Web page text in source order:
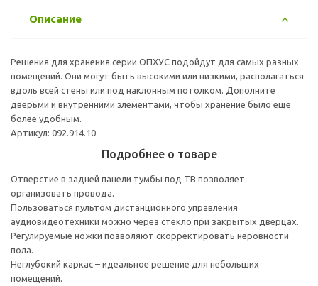
Описание
Решения для хранения серии ОПХУС подойдут для самых разных
помещений. Они могут быть высокими или низкими, располагаться
вдоль всей стены или под наклонным потолком. Дополните
дверьми и внутренними элементами, чтобы хранение было еще
более удобным.
Артикул: 092.914.10
Подробнее о товаре
Отверстие в задней панели тумбы под ТВ позволяет
организовать провода.
Пользоваться пультом дистанционного управления
аудиовидеотехники можно через стекло при закрытых дверцах.
Регулируемые ножки позволяют скорректировать неровности
пола.
Неглубокий каркас – идеальное решение для небольших
помещений.